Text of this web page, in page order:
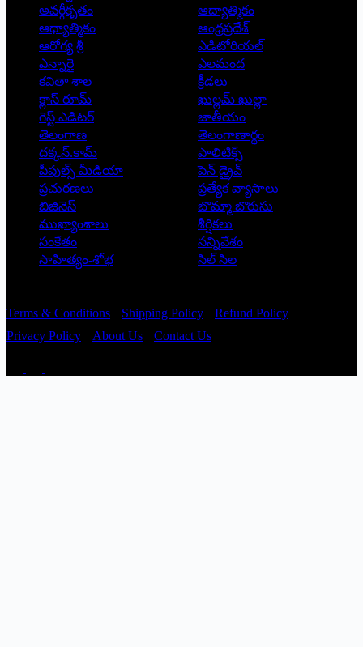
అవర్గీకృతం
ఆద్యాత్మికం
ఆధ్యాత్మికం
ఆంధ్రప్రదేశ్
ఆరోగ్య శ్రీ
ఎడిటోరియల్
ఎన్నారై
ఎలమంద
కవితా శాల
క్రీడలు
క్లాస్ రూమ్
ఖుల్లమ్ ఖుల్లా
గెస్ట్ ఎడిటర్
జాతీయం
తెలంగాణ
తెలంగాణార్థం
దక్కన్.కామ్
పాలిటిక్స్
పీపుల్స్ ‌మీడియా
పెన్ డ్రైవ్
ప్రచురణలు
ప్రత్యేక వ్యాసాలు
బిజినెస్
బొమ్మా బొరుసు
ముఖ్యాంశాలు
శీర్షికలు
సంకేతం
సన్నివేశం
సాహిత్యం-శోభ
సిల్ సిల
Terms & Conditions Shipping Policy
Refund Policy
Privacy Policy
About Us Contact Us